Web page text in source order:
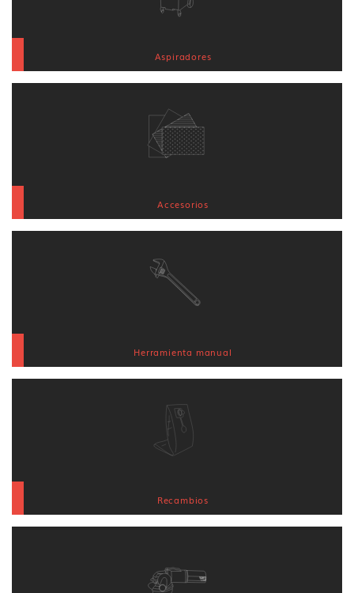
Aspiradores
Accesorios
Herramienta manual
Recambios